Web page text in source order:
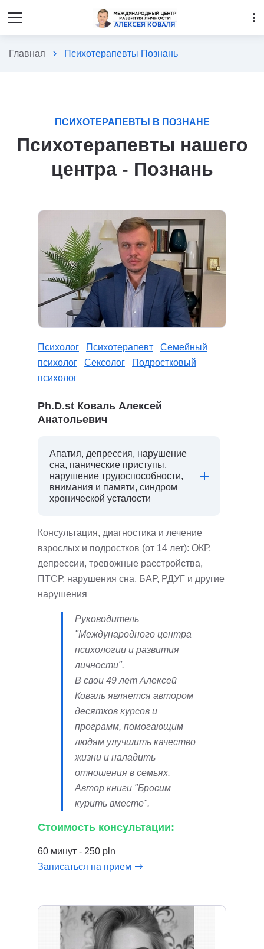
more_vert
Главная chevron_right Психотерапевты Познань
ПСИХОТЕРАПЕВТЫ В ПОЗНАНЕ
Психотерапевты нашего
центра - Познань
Психолог Психотерапевт
Семейный
психолог
Сексолог
Подростковый
психолог
Ph.D.st Коваль Алексей
Анатольевич
Апатия, депрессия, нарушение
сна, панические приступы,
нарушение трудоспособности,
внимания и памяти, синдром
хронической усталости
Консультация, диагностика и лечение
взрослых и подростков (от 14 лет): ОКР,
депрессии, тревожные расстройства,
ПТСР, нарушения сна, БАР, РДУГ и другие
нарушения
Руководитель
"Международного центра
психологии и развития
личности".
В свои 49 лет Алексей
Коваль является автором
десятков курсов и
программ, помогающим
людям улучшить качество
жизни и наладить
отношения в семьях.
Автор книги "Бросим
курить вместе".
Стоимость консультации:
60 минут - 250 pln
Записаться на прием